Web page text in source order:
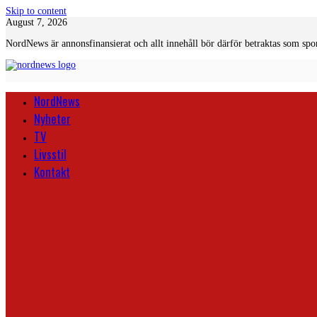
Skip to content
August 7, 2026
NordNews är annonsfinansierat och allt innehåll bör därför betraktas som
NordNews
Nyheter
TV
Livsstil
Kontakt